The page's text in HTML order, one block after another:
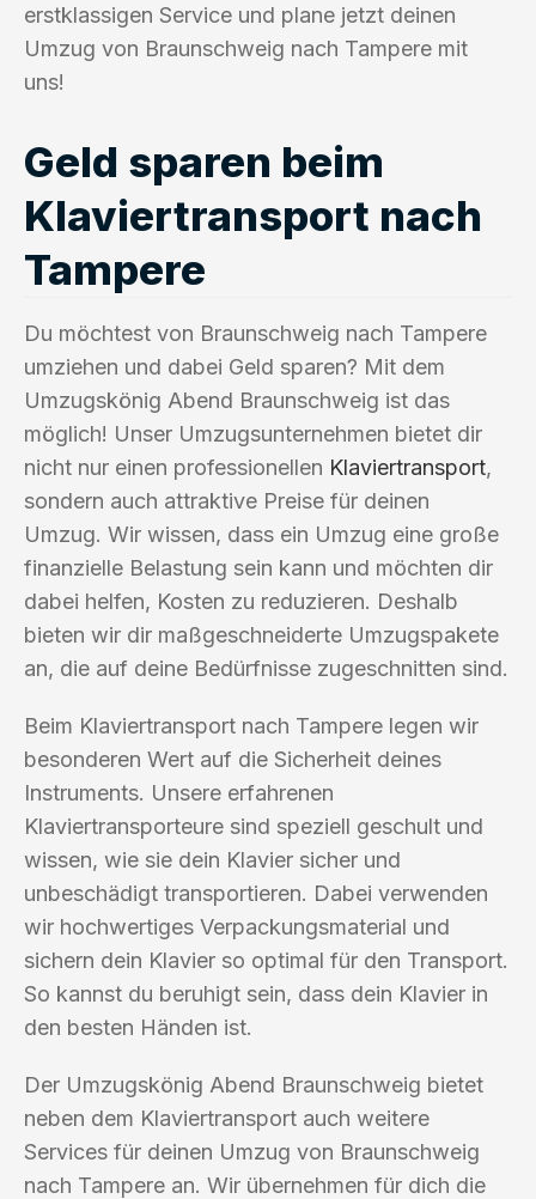
erstklassigen Service und plane jetzt deinen
Umzug von Braunschweig nach Tampere mit
uns!
Geld sparen beim
Klaviertransport nach
Tampere
Du möchtest von Braunschweig nach Tampere
umziehen und dabei Geld sparen? Mit dem
Umzugskönig Abend Braunschweig ist das
möglich! Unser Umzugsunternehmen bietet dir
nicht nur einen professionellen Klaviertransport,
sondern auch attraktive Preise für deinen
Umzug. Wir wissen, dass ein Umzug eine große
finanzielle Belastung sein kann und möchten dir
dabei helfen, Kosten zu reduzieren. Deshalb
bieten wir dir maßgeschneiderte Umzugspakete
an, die auf deine Bedürfnisse zugeschnitten sind.
Beim Klaviertransport nach Tampere legen wir
besonderen Wert auf die Sicherheit deines
Instruments. Unsere erfahrenen
Klaviertransporteure sind speziell geschult und
wissen, wie sie dein Klavier sicher und
unbeschädigt transportieren. Dabei verwenden
wir hochwertiges Verpackungsmaterial und
sichern dein Klavier so optimal für den Transport.
So kannst du beruhigt sein, dass dein Klavier in
den besten Händen ist.
Der Umzugskönig Abend Braunschweig bietet
neben dem Klaviertransport auch weitere
Services für deinen Umzug von Braunschweig
nach Tampere an. Wir übernehmen für dich die